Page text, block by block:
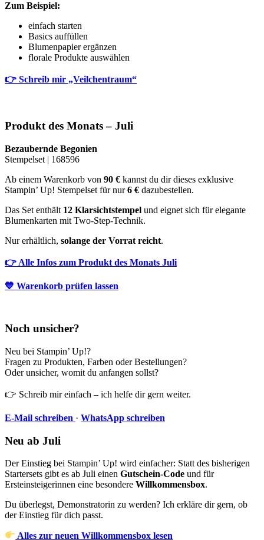
Zum Beispiel:
einfach starten
Basics auffüllen
Blumenpapier ergänzen
florale Produkte auswählen
👉 Schreib mir „Veilchentraum“
Produkt des Monats – Juli
Bezaubernde Begonien
Stempelset | 168596
Ab einem Warenkorb von 90 € kannst du dir dieses exklusive
Stampin’ Up! Stempelset für nur6 € dazubestellen.
Das Set enthält 12 Klarsichtstempel und eignet sich für elegante
Blumenkarten mit Two-Step-Technik.
Nur erhältlich, solange der Vorrat reicht.
👉 Alle Infos zum Produkt des Monats Juli
💙 Warenkorb prüfen lassen
Noch unsicher?
Neu bei Stampin’ Up!?
Fragen zu Produkten, Farben oder Bestellungen?
Oder unsicher, womit du anfangen sollst?
👉 Schreib mir einfach – ich helfe dir gern weiter.
E-Mail schreiben · WhatsApp schreiben
Neu ab Juli
Der Einstieg bei Stampin’ Up! wird einfacher: Statt des bisherigen
Startersets gibt es ab Juli einen Gutschein-Code und für
Ersteinsteigerinnen eine besondere Willkommensbox.
Du überlegst, Demonstratorin zu werden? Ich erkläre dir gern, ob
der Einstieg für dich passt.
Alles zur neuen Willkommensbox lesen